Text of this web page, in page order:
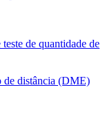
de quantidade de
de distância (DME)